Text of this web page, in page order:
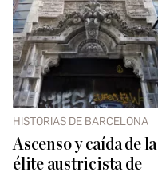
HISTORIAS DE BARCELONA
Ascenso y caída de la
élite austricista de